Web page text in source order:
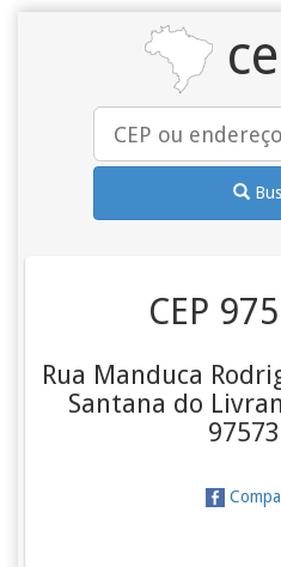
CEP
Rua Manduca
Santana do